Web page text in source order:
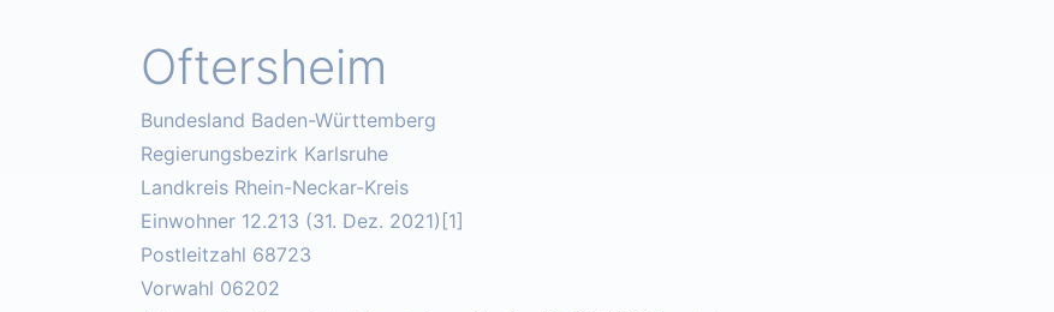
Oftersheim
Bundesland Baden-Württemberg
Regierungsbezirk Karlsruhe
Landkreis Rhein-Neckar-Kreis
Einwohner 12.213 (31. Dez. 2021)[1]
Postleitzahl 68723
Vorwahl 06202